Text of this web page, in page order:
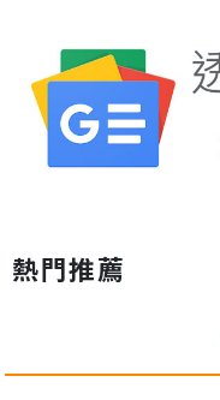
熱門推薦